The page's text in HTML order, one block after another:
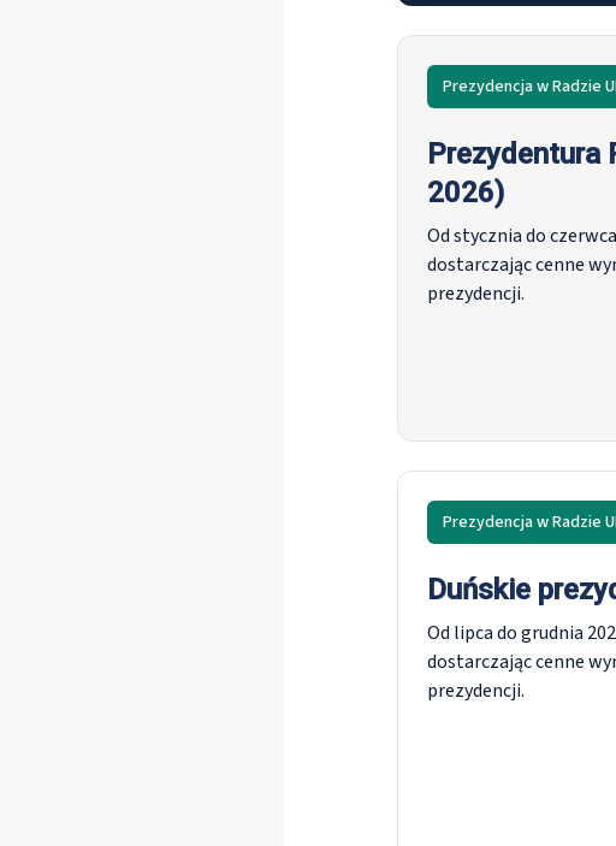
Prezydencja w Radzie
Prezydentura
2026)
Od stycznia do
dostarczając cenne
prezydencji.
Prezydencja w Radzie
Duńskie
Od lipca do grudnia
dostarczając cenne
prezydencji.